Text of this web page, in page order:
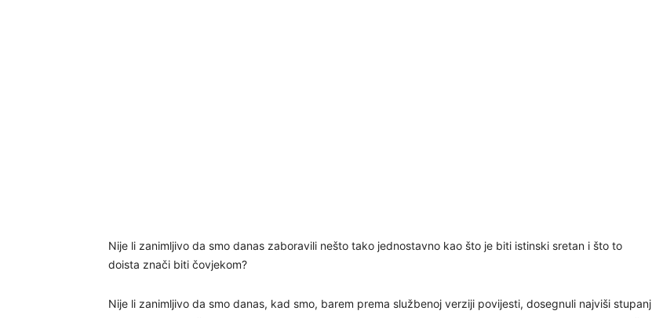
Nije li zanimljivo da smo danas zaboravili nešto tako jednostavno kao što je biti istinski sretan i što to
doista znači biti čovjekom?
Nije li zanimljivo da smo danas, kad smo, barem prema službenoj verziji povijesti, dosegnuli najviši stupanj